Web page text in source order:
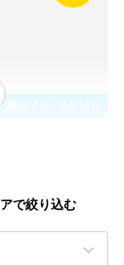
募終了日：
で絞り込む